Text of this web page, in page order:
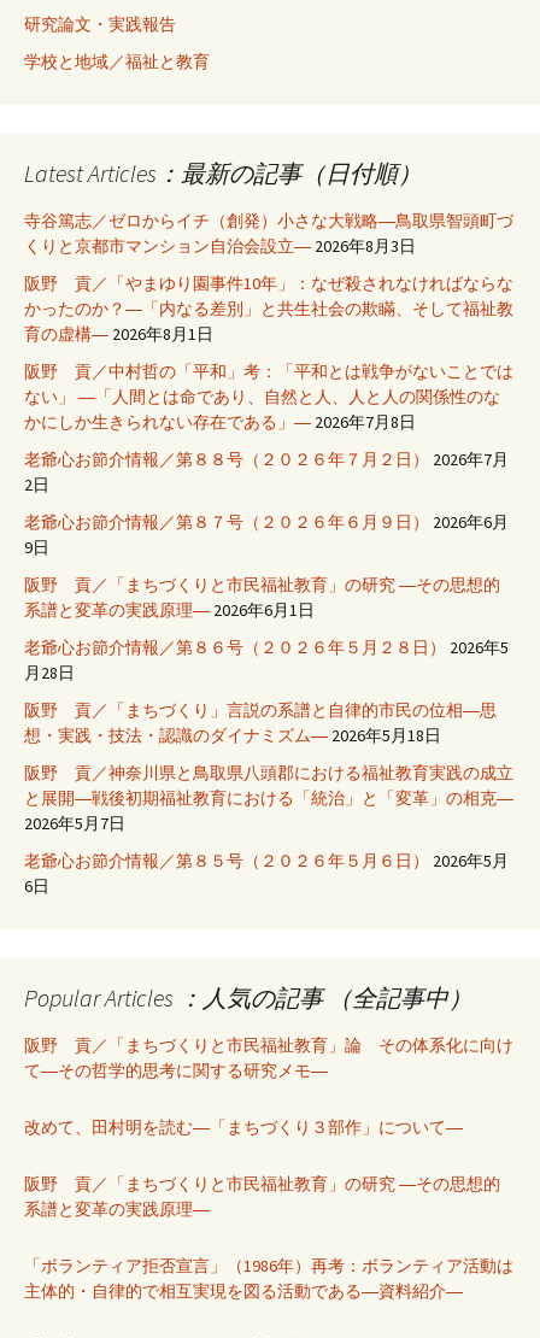
研究論文・実践報告
学校と地域／福祉と教育
Latest Articles：最新の記事（日付順）
寺谷篤志／ゼロからイチ（創発）小さな大戦略―鳥取県智頭町づ
くりと京都市マンション自治会設立― 2026年8月3日
阪野 貢／「やまゆり園事件10年」：なぜ殺されなければならな
かったのか？―「内なる差別」と共生社会の欺瞞、そして福祉教
育の虚構― 2026年8月1日
阪野 貢／中村哲の「平和」考：「平和とは戦争がないことでは
ない」 ―「人間とは命であり、自然と人、人と人の関係性のな
かにしか生きられない存在である」― 2026年7月8日
老爺心お節介情報／第８８号（２０２６年７月２日）
2026年7月
2日
老爺心お節介情報／第８７号（２０２６年６月９日）
2026年6月
9日
阪野 貢／「まちづくりと市民福祉教育」の研究 ―その思想的
系譜と変革の実践原理― 2026年6月1日
老爺心お節介情報／第８６号（２０２６年５月２８日）
2026年5
月28日
阪野 貢／「まちづくり」言説の系譜と自律的市民の位相―思
想・実践・技法・認識のダイナミズム― 2026年5月18日
阪野 貢／神奈川県と鳥取県八頭郡における福祉教育実践の成立
と展開―戦後初期福祉教育における「統治」と「変革」の相克―
2026年5月7日
老爺心お節介情報／第８５号（２０２６年５月６日）
2026年5月
6日
Popular Articles ：人気の記事 （全記事中）
阪野 貢／「まちづくりと市民福祉教育」論 その体系化に向け
て―その哲学的思考に関する研究メモ―
改めて、田村明を読む―「まちづくり３部作」について―
阪野 貢／「まちづくりと市民福祉教育」の研究 ―その思想的
系譜と変革の実践原理―
「ボランティア拒否宣言」（1986年）再考：ボランティア活動は
主体的・自律的で相互実現を図る活動である―資料紹介―